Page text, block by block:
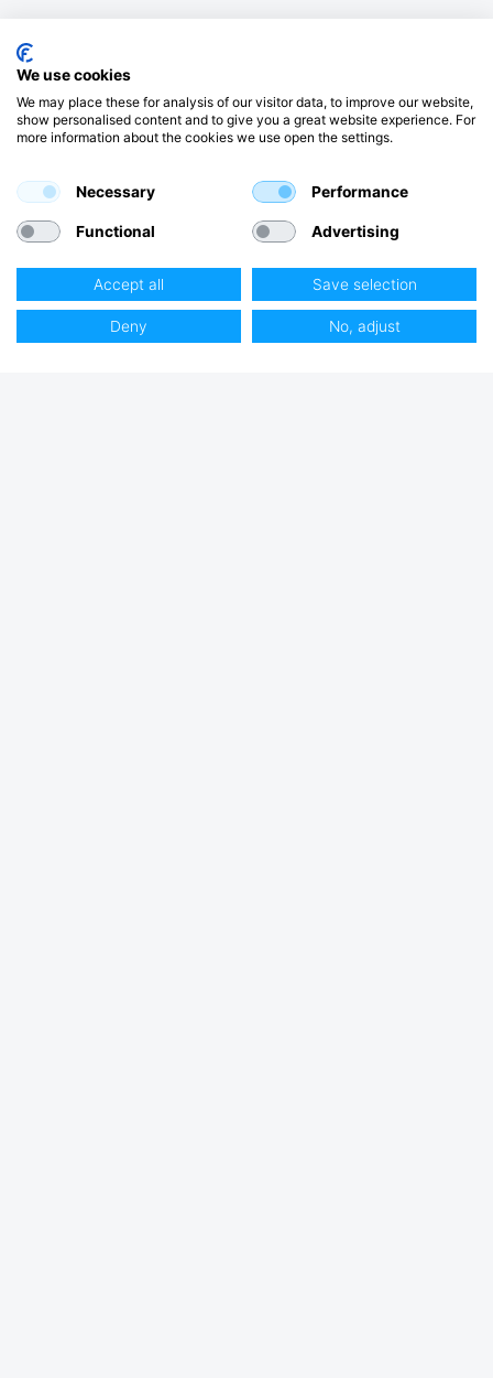
We use cookies
We may place these for analysis of our visitor data, to improve our website,
show personalised content and to give you a great website experience. For
more information about the cookies we use open the settings.
Necessary Performance
Functional Advertising
Accept all Save selection
Deny No, adjust